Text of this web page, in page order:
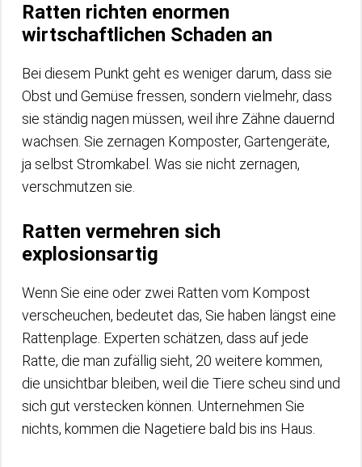
Ratten richten enormen
wirtschaftlichen Schaden an
Bei diesem Punkt geht es weniger darum, dass sie
Obst und Gemüse fressen, sondern vielmehr, dass
sie ständig nagen müssen, weil ihre Zähne dauernd
wachsen. Sie zernagen Komposter, Gartengeräte,
ja selbst Stromkabel. Was sie nicht zernagen,
verschmutzen sie.
Ratten vermehren sich
explosionsartig
Wenn Sie eine oder zwei Ratten vom Kompost
verscheuchen, bedeutet das, Sie haben längst eine
Rattenplage. Experten schätzen, dass auf jede
Ratte, die man zufällig sieht, 20 weitere kommen,
die unsichtbar bleiben, weil die Tiere scheu sind und
sich gut verstecken können. Unternehmen Sie
nichts, kommen die Nagetiere bald bis ins Haus.